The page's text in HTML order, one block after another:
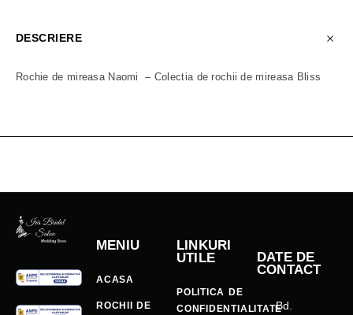
DESCRIERE
Rochie de mireasa Naomi – Colectia de rochii de mireasa Bliss
MENIU
ACASA
ROCHII DE
LINKURI
UTILE
POLITICA DE
CONFIDENTIALITATE
DATE DE
CONTACT
Bd.